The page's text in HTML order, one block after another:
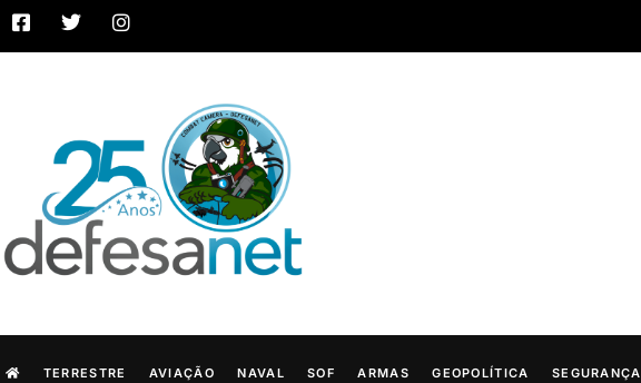
TERRESTRE AVIAÇÃO NAVAL SOF ARMAS GEOPOLÍTICA SEGURANÇA